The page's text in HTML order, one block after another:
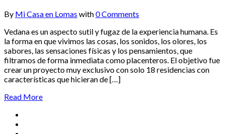
By Mi Casa en Lomas with0 Comments
Vedana es un aspecto sutil y fugaz de la experiencia humana. Es
la forma en que vivimos las cosas, los sonidos, los olores, los
sabores, las sensaciones físicas y los pensamientos, que
filtramos de forma inmediata como placenteros. El objetivo fue
crear un proyecto muy exclusivo con solo 18 residencias con
características que hicieran de […]
Read More